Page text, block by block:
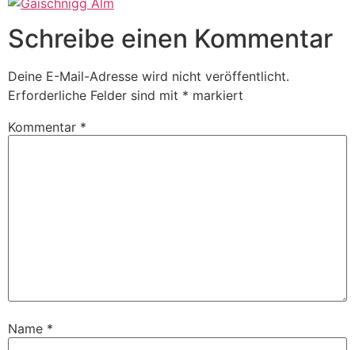
Schreibe einen Kommentar
Deine E-Mail-Adresse wird nicht veröffentlicht.
Erforderliche Felder sind mit * markiert
Kommentar *
Name *